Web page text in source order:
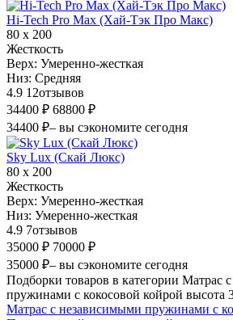
Hi-Tech Pro Max (Хай-Тэк Про Макс)
80 х 200
Жесткость
Верх: Умеренно-жесткая
Низ: Средняя
4.9 12отзывов
34400 ₽ 68800 ₽
34400 ₽– вы сэкономите сегодня
Sky Lux (Скай Люкс)
80 х 200
Жесткость
Верх: Умеренно-жесткая
Низ: Умеренно-жесткая
4.9 7отзывов
35000 ₽ 70000 ₽
35000 ₽– вы сэкономите сегодня
Подборки товаров в категории Матрас
пружинами с кокосовой койрой высота
Матрас с независимыми пружинами с